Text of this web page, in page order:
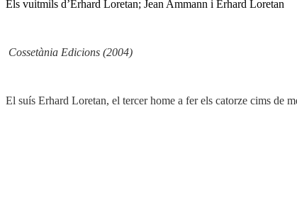
Els vuitmils d’Erhard Loretan; Jean Ammann i Erhard Loretan
Cossetània Edicions (2004)
El suís Erhard Loretan, el tercer home a fer els catorze cims de